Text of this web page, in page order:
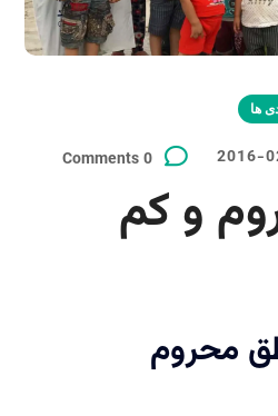
ها
2016-
0 Comments
و کم
محروم